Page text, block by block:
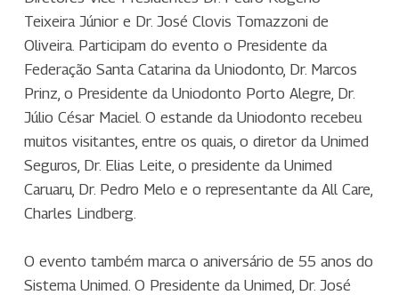
Teixeira Júnior e Dr. José Clovis Tomazzoni de
Oliveira. Participam do evento o Presidente da
Federação Santa Catarina da Uniodonto, Dr. Marcos
Prinz, o Presidente da Uniodonto Porto Alegre, Dr.
Júlio César Maciel. O estande da Uniodonto recebeu
muitos visitantes, entre os quais, o diretor da Unimed
Seguros, Dr. Elias Leite, o presidente da Unimed
Caruaru, Dr. Pedro Melo e o representante da All Care,
Charles Lindberg.
O evento também marca o aniversário de 55 anos do
Sistema Unimed. O Presidente da Unimed, Dr. José